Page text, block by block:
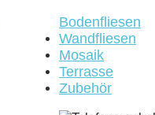
Bodenfliesen
Wandfliesen
Mosaik
Terrasse
Zubehör